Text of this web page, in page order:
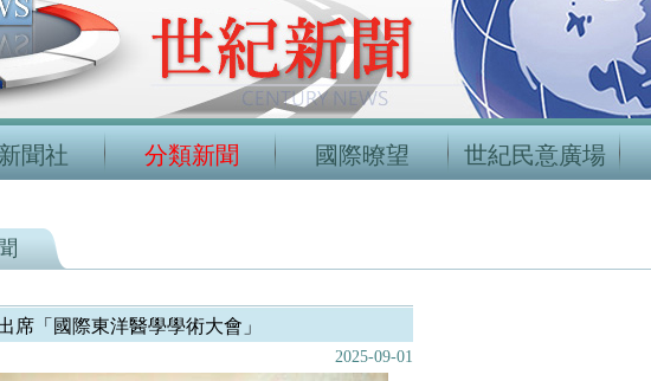
聞社 分類新聞 國際暸望 世紀民意廣場
席「國際東洋醫學學術大會」
2025-09-01